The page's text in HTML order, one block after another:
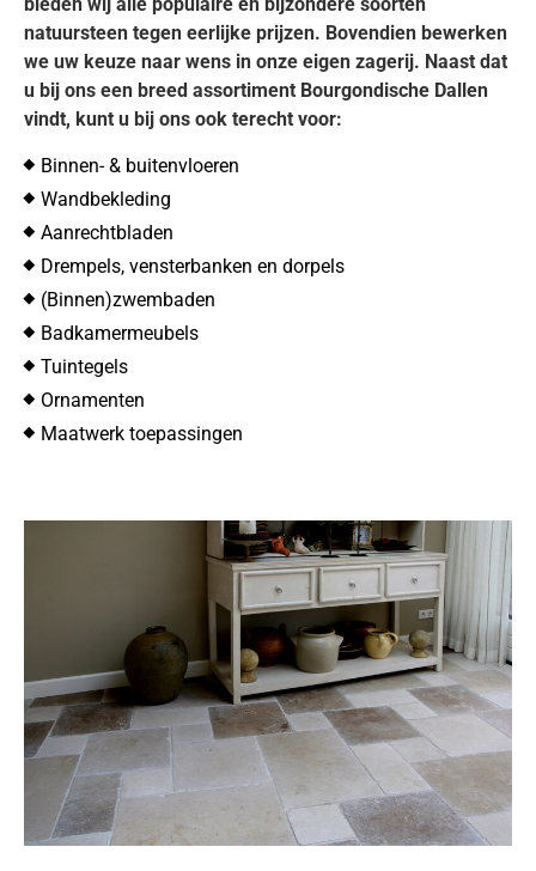
bieden wij alle populaire en bijzondere soorten
natuursteen tegen eerlijke prijzen. Bovendien bewerken
we uw keuze naar wens in onze eigen zagerij. Naast dat
u bij ons een breed assortiment Bourgondische Dallen
vindt, kunt u bij ons ook terecht voor:
Binnen- & buitenvloeren
Wandbekleding
Aanrechtbladen
Drempels, vensterbanken en dorpels
(Binnen)zwembaden
Badkamermeubels
Tuintegels
Ornamenten
Maatwerk toepassingen